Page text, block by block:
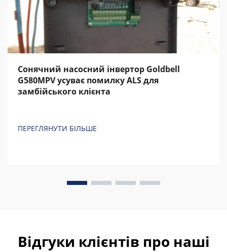
Сонячний насосний інвертор Goldbell
G580MPV усуває помилку ALS для
замбійського клієнта
ПЕРЕГЛЯНУТИ БІЛЬШЕ
Відгуки клієнтів про наші